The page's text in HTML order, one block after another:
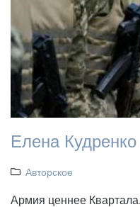
Елена
Авторское
Армия ценнее